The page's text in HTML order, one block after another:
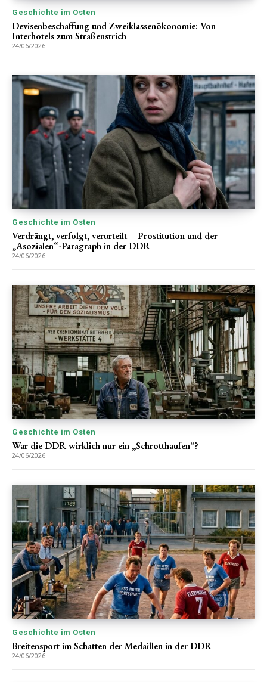
Geschichte im Osten
Devisenbeschaffung und Zweiklassenökonomie: Von
Interhotels zum Straßenstrich
24/06/2026
Geschichte im Osten
Verdrängt, verfolgt, verurteilt – Prostitution und der
„Asozialen“-Paragraph in der DDR
24/06/2026
Geschichte im Osten
War die DDR wirklich nur ein „Schrotthaufen“?
24/06/2026
Geschichte im Osten
Breitensport im Schatten der Medaillen in der DDR
24/06/2026